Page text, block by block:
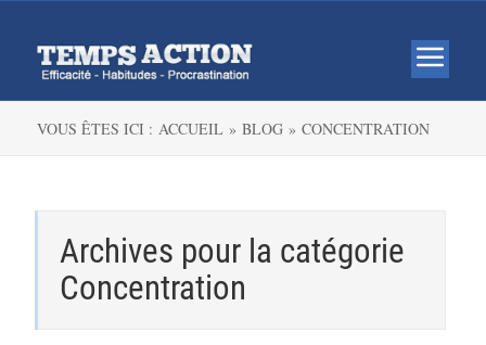
VOUS ÊTES ICI : ACCUEIL » BLOG » CONCENTRATION
Archives pour la catégorie
Concentration